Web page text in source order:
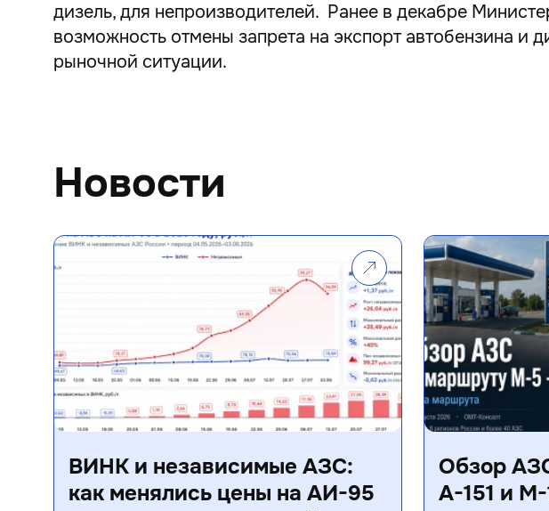
дизель, для непроизводителей. Ранее в декабре
возможность отмены запрета на экспорт автобензина и
рыночной ситуации.
Новости
ВИНК и независимые АЗС:
как менялись цены на АИ-95
Обзор
А-151 и М-